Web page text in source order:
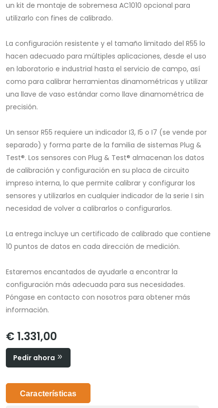
un kit de montaje de sobremesa AC1010 opcional para
utilizarlo con fines de calibrado.
La configuración resistente y el tamaño limitado del R55 lo
hacen adecuado para múltiples aplicaciones, desde el uso
en laboratorio e industrial hasta el servicio de campo, así
como para calibrar herramientas dinamométricas y utilizar
una llave de vaso estándar como llave dinamométrica de
precisión.
Un sensor R55 requiere un indicador I3, I5 o I7 (se vende por
separado) y forma parte de la familia de sistemas Plug &
Test®. Los sensores con Plug & Test® almacenan los datos
de calibración y configuración en su placa de circuito
impreso interna, lo que permite calibrar y configurar los
sensores y utilizarlos en cualquier indicador de la serie I sin
necesidad de volver a calibrarlos o configurarlos.
La entrega incluye un certificado de calibrado que contiene
10 puntos de datos en cada dirección de medición.
Estaremos encantados de ayudarle a encontrar la
configuración más adecuada para sus necesidades.
Póngase en contacto con nosotros para obtener más
información.
€ 1.331,00
Pedir ahora
Características